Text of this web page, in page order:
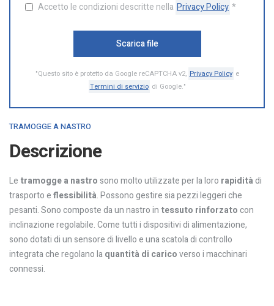
Accetto le condizioni descritte nella Privacy Policy *
Scarica file
"Questo sito è protetto da Google reCAPTCHA v2, Privacy Policy e
Termini di servizio di Google."
TRAMOGGE A NASTRO
Descrizione
Le tramogge a nastrosono molto utilizzate per la loro rapiditàdi
trasporto eflessibilità. Possono gestire sia pezzi leggeri che
pesanti. Sono composte da un nastro in tessuto rinforzatocon
inclinazione regolabile. Come tutti i dispositivi di alimentazione,
sono dotati di un sensore di livello e una scatola di controllo
integrata che regolano laquantità di caricoverso i macchinari
connessi.